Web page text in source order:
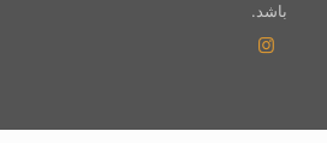
باشد.